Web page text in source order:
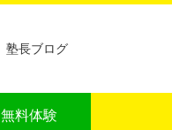
塾長ブログ
無料体験